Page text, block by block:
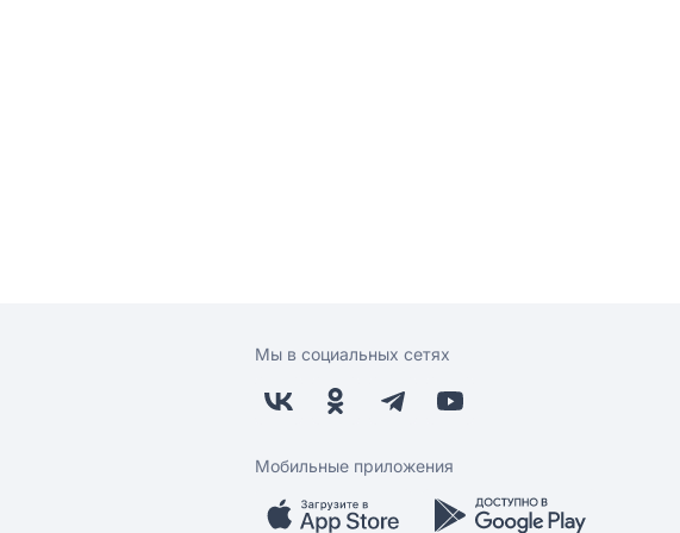
Мы в социальных сетях
Мобильные приложения